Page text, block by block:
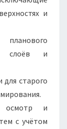
и
слоёв и
старого
осмотр и
с учётом